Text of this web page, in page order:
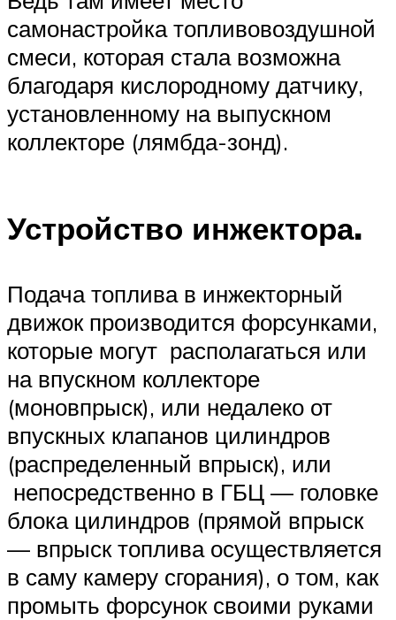
самонастройка топливовоздушной
смеси, которая стала возможна
благодаря кислородному датчику,
установленному на выпускном
коллекторе (лямбда-зонд).
Устройство инжектора.
Подача топлива в инжекторный
движок производится форсунками,
которые могут располагаться или
на впускном коллекторе
(моновпрыск), или недалеко от
впускных клапанов цилиндров
(распределенный впрыск), или
непосредственно в ГБЦ — головке
блока цилиндров (прямой впрыск
— впрыск топлива осуществляется
в саму камеру сгорания), о том, как
промыть форсунок своими руками